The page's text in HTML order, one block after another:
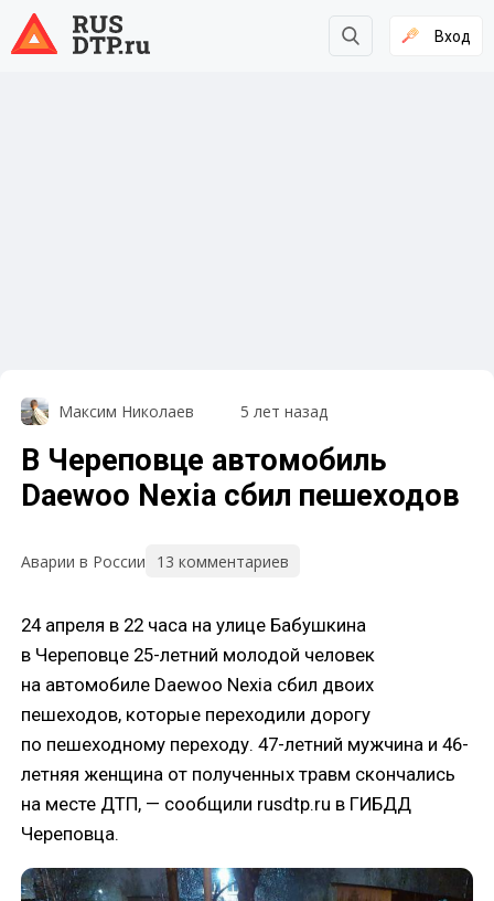
Вход
Максим Николаев 5 лет назад
В Череповце автомобиль
Daewoo Nexia сбил пешеходов
Аварии в России 13 комментариев
24 апреля в 22 часа на улице Бабушкина
в Череповце 25-летний молодой человек
на автомобиле Daewoo Nexia сбил двоих
пешеходов, которые переходили дорогу
по пешеходному переходу. 47-летний мужчина и 46-
летняя женщина от полученных травм скончались
на месте ДТП, — сообщили rusdtp.ru в ГИБДД
Череповца.